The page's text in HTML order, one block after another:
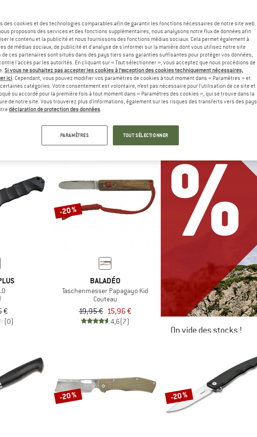
G10
-30 %
HERBERTZ
Couteau de poche 564012
Couteau
39,95 € 27,97 €
(0)
-20 %
BÖKER PLUS
Urban Spillo Jade G10
€
(0)
-20 %
BALADÉO
Taschenmesser Papagayo Kid
Couteau
19,95 € 15,96 €
4,6(7)
On vide des stocks !
LE DÉSTOCKAGE
-20 % -20 %
des cookies et des technologies comparables afin de garantir les fonctions nécessaires de notre site web.
proposons des services et des fonctions supplémentaires, nous analysons notre flux de données afin
le contenu et la publicité et nous fournissons des fonctions médias sociaux. Cela permet également à
de médias sociaux, de publicité et d'analyse de s'informer sur la manière dont vous utilisez notre site
de ces partenaires sont situés dans des pays tiers sans garanties suffisantes pour protéger vos données,
l'accès par les autorités. En cliquant sur « Tout sélectionner », vous acceptez que nous procédions de
Si vous ne souhaitez pas accepter les cookies à l’exception des cookies techniquement nécessaires,
ici. Cependant, vous pouvez modifier vos paramètres de cookies à tout moment dans « Paramètres » et
catégories. Votre consentement est volontaire, n’est pas nécessaire pour l’utilisation de ce site et
ou accordé pour la première fois à tout moment dans « Paramètres des cookies », qui se trouve dans la
de notre site. Vous trouverez plus d'informations, également sur les risques des transferts vers des pays
déclaration de protection des données.
PARAMÈTRES TOUT SÉLECTIONNER